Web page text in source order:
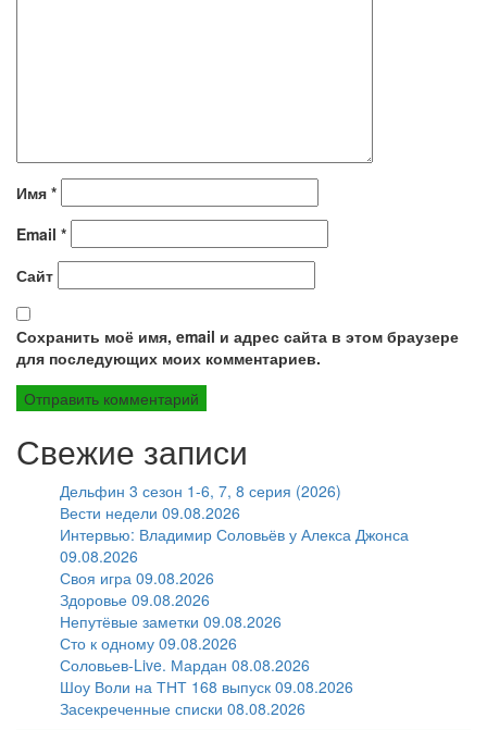
Имя *
Email *
Сайт
Сохранить моё имя, email и адрес сайта в этом браузере
для последующих моих комментариев.
Свежие записи
Дельфин 3 сезон 1-6, 7, 8 серия (2026)
Вести недели 09.08.2026
Интервью: Владимир Соловьёв у Алекса Джонса
09.08.2026
Своя игра 09.08.2026
Здоровье 09.08.2026
Непутёвые заметки 09.08.2026
Сто к одному 09.08.2026
Соловьев-Live. Мардан 08.08.2026
Шоу Воли на ТНТ 168 выпуск 09.08.2026
Засекреченные списки 08.08.2026